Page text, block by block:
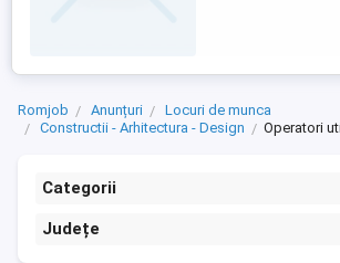
Romjob Anunțuri
Locuri de munca
Constructii - Arhitectura - Design
Operatori
Categorii
Județe